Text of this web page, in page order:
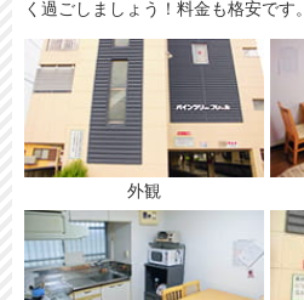
く過ごしましょう！料金も格安です。
外観